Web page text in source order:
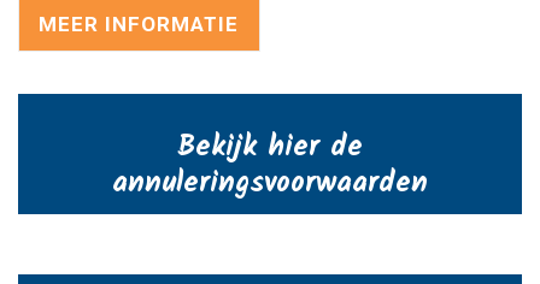
MEER INFORMATIE
Bekijk hier de
annuleringsvoorwaarden